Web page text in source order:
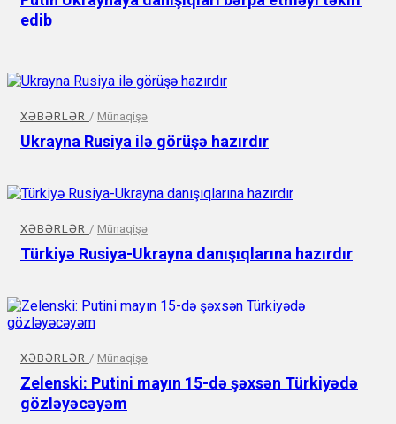
edib
XƏBƏRLƏR / Münaqişə
Ukrayna Rusiya ilə görüşə hazırdır
XƏBƏRLƏR / Münaqişə
Türkiyə Rusiya-Ukrayna danışıqlarına hazırdır
XƏBƏRLƏR / Münaqişə
Zelenski: Putini mayın 15-də şəxsən Türkiyədə
gözləyəcəyəm